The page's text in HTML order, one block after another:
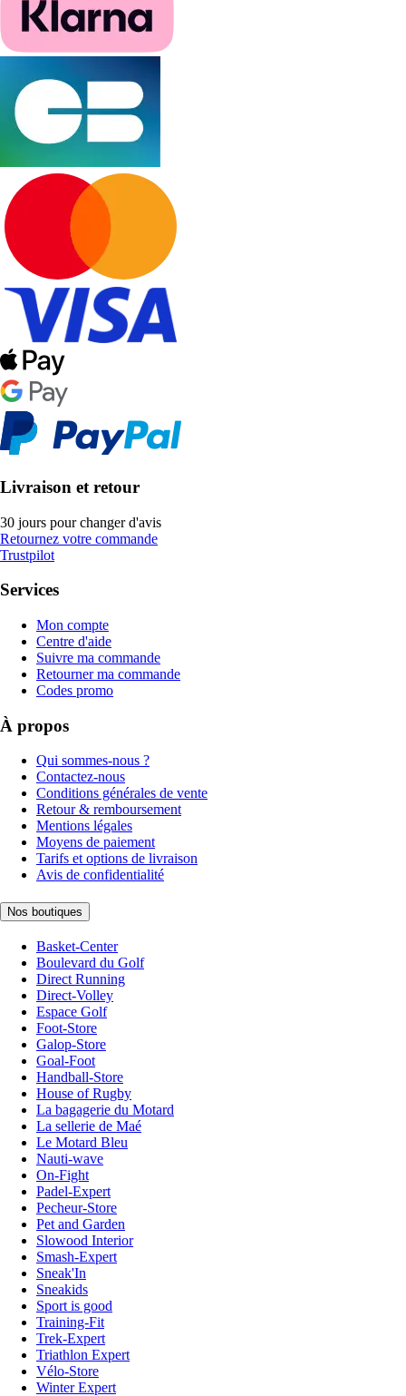
Livraison et retour
30 jours pour changer d'avis
Retournez votre commande
Trustpilot
Services
Mon compte
Centre d'aide
Suivre ma commande
Retourner ma commande
Codes promo
À propos
Qui sommes-nous ?
Contactez-nous
Conditions générales de vente
Retour & remboursement
Mentions légales
Moyens de paiement
Tarifs et options de livraison
Avis de confidentialité
Nos boutiques
Basket-Center
Boulevard du Golf
Direct Running
Direct-Volley
Espace Golf
Foot-Store
Galop-Store
Goal-Foot
Handball-Store
House of Rugby
La bagagerie du Motard
La sellerie de Maé
Le Motard Bleu
Nauti-wave
On-Fight
Padel-Expert
Pecheur-Store
Pet and Garden
Slowood Interior
Smash-Expert
Sneak'In
Sneakids
Sport is good
Training-Fit
Trek-Expert
Triathlon Expert
Vélo-Store
Winter Expert